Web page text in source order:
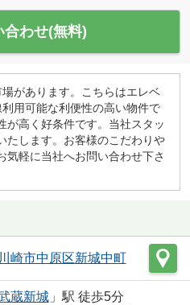
合わせ(無料)
があります。こちらはエレベ
用可能な利便性の高い物件で
が高く好条件です。当社スタッ
たします。お客様のこだわりや
気軽に当社へお問い合わせ下さ
川崎市中原区新城中町
蔵新城」駅 徒歩5分